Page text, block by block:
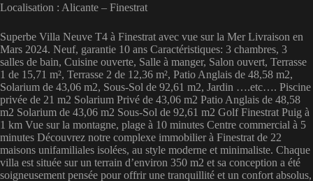
Localisation : Alicante – Finestrat
Superbe Villa Neuve T4 à Finestrat avec vue sur la Mer Livraison en
Mars 2024. Neuf, garantie 10 ans Caractéristiques: 3 chambres, 3
salles de bain, Cuisine ouverte, Salle à manger, Salon ouvert, Terrasse
1 de 15,71 m², Terrasse 2 de 12,36 m², Patio Anglais de 48,58 m2,
Solarium de 43,06 m2, Sous-Sol de 92,61 m2, Jardin ….etc…. Piscine
privée de 21 m2 Solarium Privé de 43,06 m2 Patio Anglais de 48,58
m2 Solarium de 43,06 m2 Sous-Sol de 92,61 m2 Golf Finestrat Puig à
1 km Vue sur la montagne, plage à 10 minutes Centre commercial à 5
minutes Découvrez notre complexe immobilier à Finestrat de 22
maisons unifamiliales isolées, au style moderne et minimaliste. Chaque
villa est située sur un terrain d’environ 350 m2 et sa conception a été
soigneusement pensée pour offrir une tranquillité et un confort absolus,